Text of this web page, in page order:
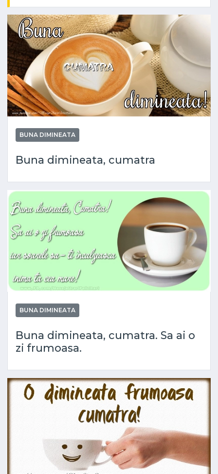
BUNA DIMINEATA
Buna dimineata, cumatra
BUNA DIMINEATA
Buna dimineata, cumatra. Sa ai o
zi frumoasa.